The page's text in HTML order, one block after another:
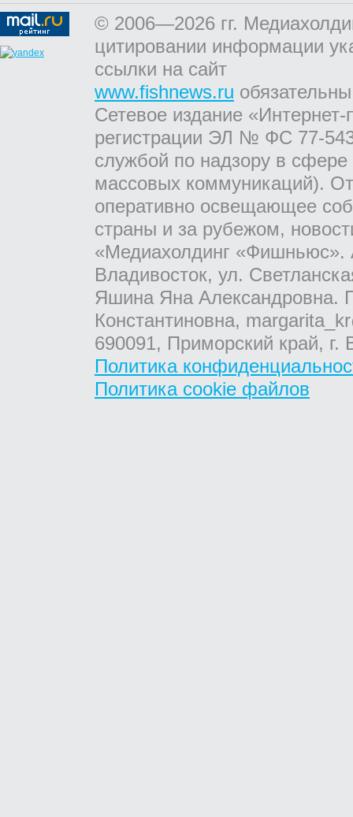
© 2006—2026 гг.
цитировании информации
ссылки на сайт
www.fishnews.ru
Сетевое издание
регистрации ЭЛ № ФС 77-
службой по надзору в
массовых коммуникаций).
оперативно освещающее
страны и за рубежом,
«Медиахолдинг «Фишньюс».
Владивосток, ул.
Яшина Яна Александровна.
Константиновна,
690091, Приморский край,
Политика
Политика cookie файлов